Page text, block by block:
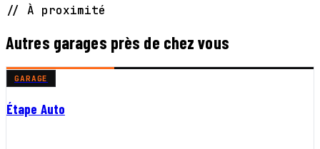
// À proximité
Autres garages près de chez vous
GARAGE
Étape Auto